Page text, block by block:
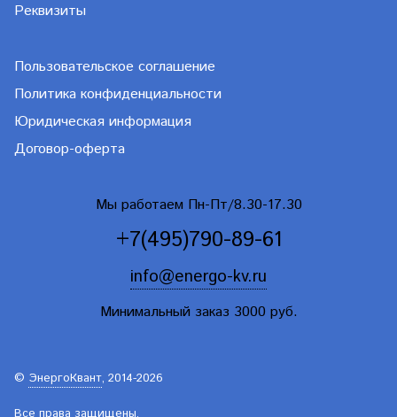
Реквизиты
Пользовательское соглашение
Политика конфиденциальности
Юридическая информация
Договор-оферта
Мы работаем Пн-Пт/8.30-17.30
+7(495)790-89-61
info@energo-kv.ru
Минимальный заказ 3000 руб.
© ЭнергоКвант, 2014-2026